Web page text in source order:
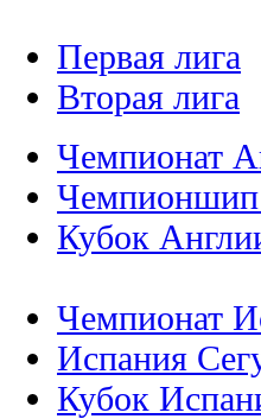
Первая лига
Вторая лига
Чемпионат
Кубок
Чемпионат
Испания
Кубок